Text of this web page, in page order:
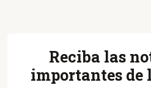
Reciba las
importantes de